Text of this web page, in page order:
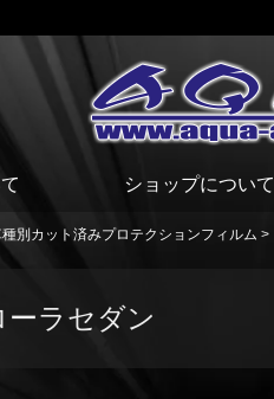
ショップについて
別カット済みプロテクションフィルム >
ーラセダン